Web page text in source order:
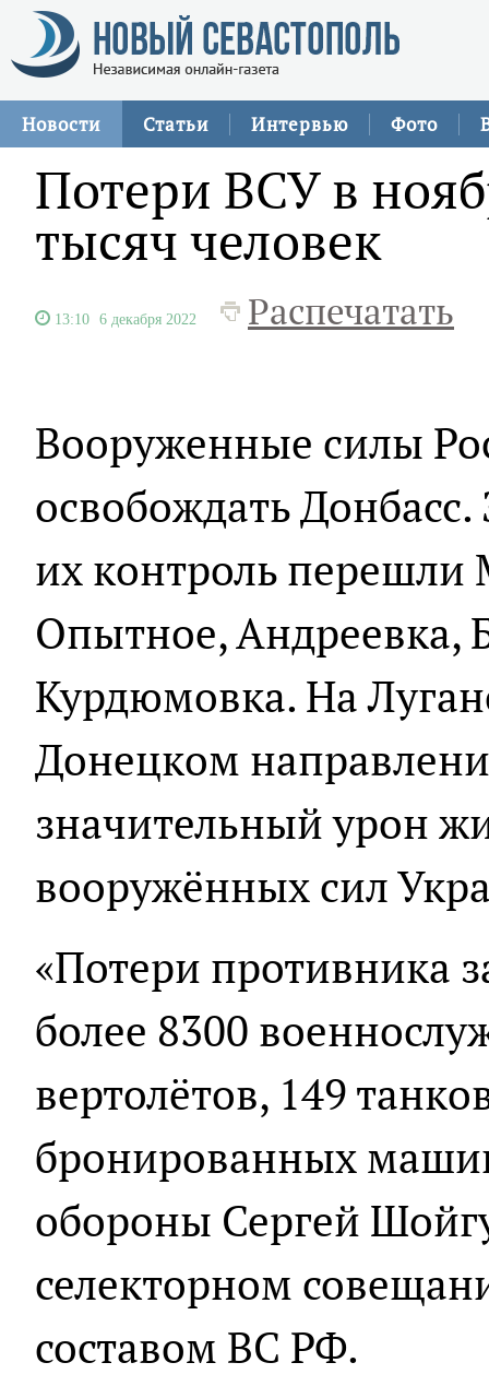
Новости Статьи Интервью Фото
Потери ВСУ в
тысяч человек
13:10 6 декабря 2022 Распечатать
Вооруженные силы
освобождать
их контроль перешли
Опытное, Андреевка,
Курдюмовка. На
Донецком
значительный урон
вооружённых сил
«Потери противника
более 8300
вертолётов, 149
бронированных
обороны Сергей
селекторном
составом ВС РФ.